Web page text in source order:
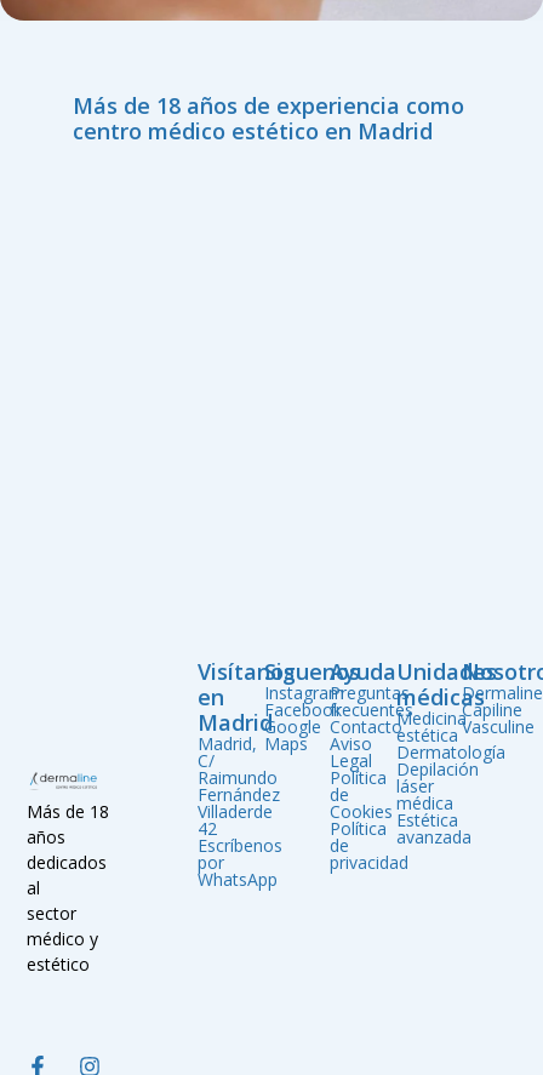
Más de 18 años de experiencia como
centro médico estético en Madrid
Más de 18
años
dedicados
al
sector
médico y
estético
Dermaline
Capiline
Vasculine
Unidades
médicas
Medicina
estética
Dermatología
Depilación
láser
médica
Estética
avanzada
Ayuda
Preguntas
frecuentes
Contacto
Aviso
Legal
Política
de
Cookies
Política
de
privacidad
Siguenos
Instagram
Facebook
Google
Maps
Visítanos
en
Madrid
Madrid,
C/
Raimundo
Fernández
Villaderde
42
Escríbenos
por
WhatsApp